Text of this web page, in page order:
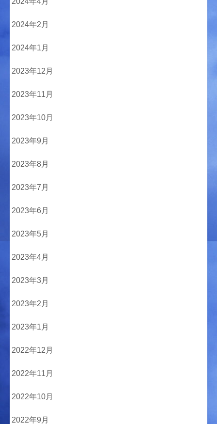
2024年2月
2024年1月
2023年12月
2023年11月
2023年10月
2023年9月
2023年8月
2023年7月
2023年6月
2023年5月
2023年4月
2023年3月
2023年2月
2023年1月
2022年12月
2022年11月
2022年10月
2022年9月